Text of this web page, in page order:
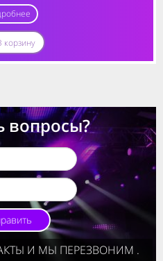
корзину
вопросы?
И МЫ ПЕРЕЗВОНИМ .